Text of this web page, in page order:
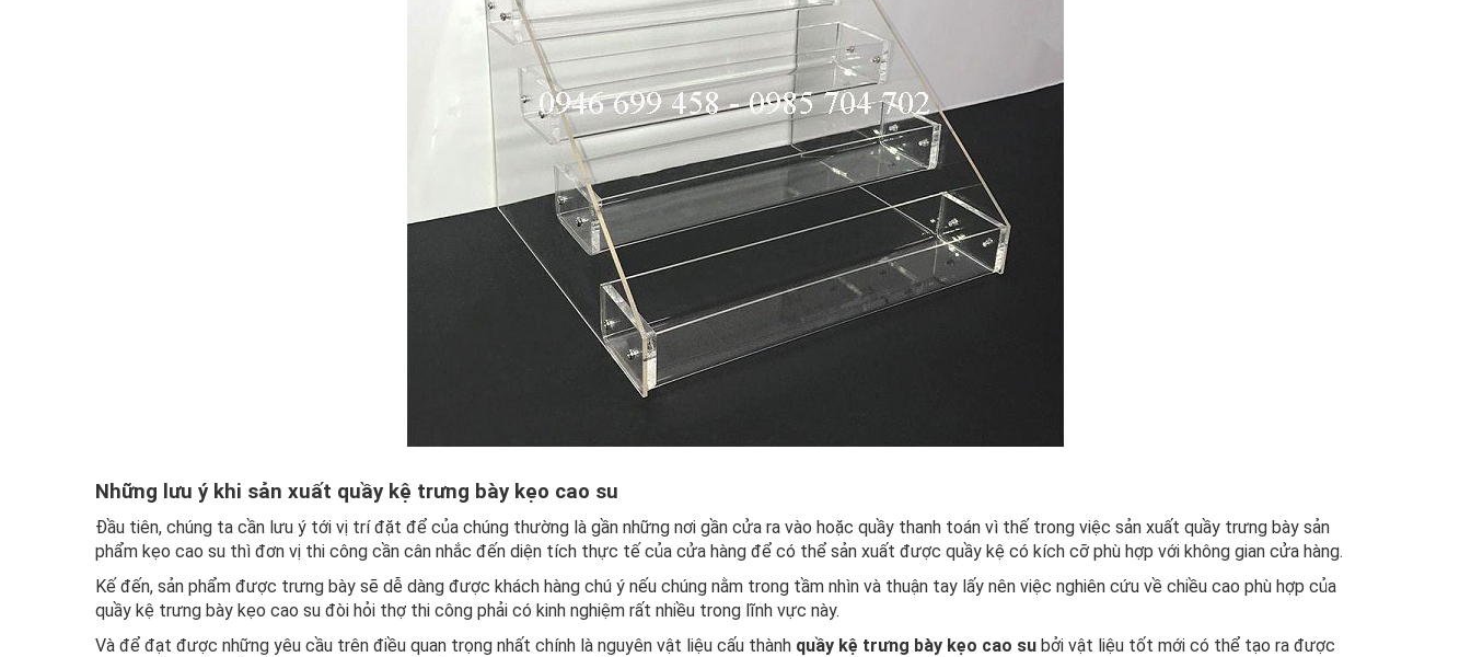
Những lưu ý khi sản xuất quầy kệ trưng bày kẹo cao su
Đầu tiên, chúng ta cần lưu ý tới vị trí đặt để của chúng thường là gần những nơi gần cửa ra vào hoặc quầy thanh toán vì thế trong việc sản xuất quầy trưng bày sản
phẩm kẹo cao su thì đơn vị thi công cần cân nhắc đến diện tích thực tế của cửa hàng để có thể sản xuất được quầy kệ có kích cỡ phù hợp với không gian cửa hàng.
Kế đến, sản phẩm được trưng bày sẽ dễ dàng được khách hàng chú ý nếu chúng nằm trong tầm nhìn và thuận tay lấy nên việc nghiên cứu về chiều cao phù hợp của
quầy kệ trưng bày kẹo cao su đòi hỏi thợ thi công phải có kinh nghiệm rất nhiều trong lĩnh vực này.
Và để đạt được những yêu cầu trên điều quan trọng nhất chính là nguyên vật liệu cấu thành quầy kệ trưng bày kẹo cao su bởi vật liệu tốt mới có thể tạo ra được